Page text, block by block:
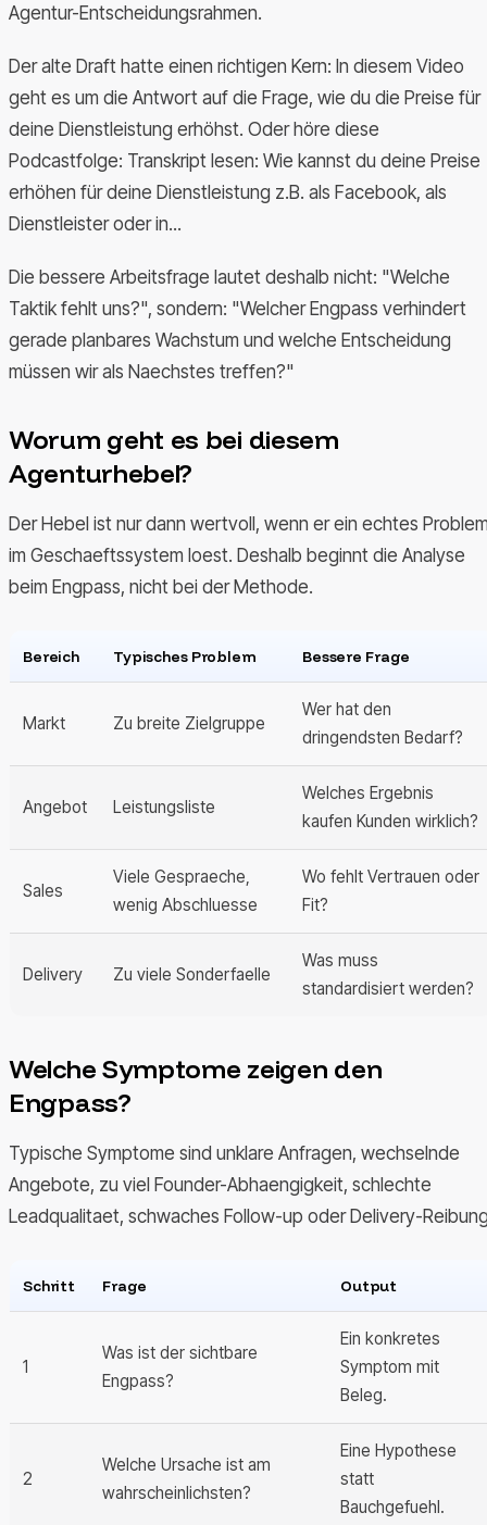
Agentur-Entscheidungsrahmen.
Der alte Draft hatte einen richtigen Kern: In diesem Video
geht es um die Antwort auf die Frage, wie du die Preise für
deine Dienstleistung erhöhst. Oder höre diese
Podcastfolge: Transkript lesen: Wie kannst du deine Preise
erhöhen für deine Dienstleistung z.B. als Facebook, als
Dienstleister oder in...
Die bessere Arbeitsfrage lautet deshalb nicht: "Welche
Taktik fehlt uns?", sondern: "Welcher Engpass verhindert
gerade planbares Wachstum und welche Entscheidung
müssen wir als Naechstes treffen?"
Worum geht es bei diesem
Agenturhebel?
Der Hebel ist nur dann wertvoll, wenn er ein echtes
im Geschaeftssystem loest. Deshalb beginnt die Analyse
beim Engpass, nicht bei der Methode.
Bereich Typisches Problem Bessere Frage
Markt Zu breite Zielgruppe
Wer hat den
dringendsten Bedarf?
Angebot Leistungsliste
Welches Ergebnis
kaufen Kunden wirklich?
Sales
Viele Gespraeche,
wenig Abschluesse
Wo fehlt Vertrauen oder
Fit?
Delivery Zu viele Sonderfaelle
Was muss
standardisiert werden?
Welche Symptome zeigen den
Engpass?
Typische Symptome sind unklare Anfragen, wechselnde
Angebote, zu viel Founder-Abhaengigkeit, schlechte
Leadqualitaet, schwaches Follow-up oder Delivery-
Schritt Frage Output
1
Was ist der sichtbare
Engpass?
Ein konkretes
Symptom mit
Beleg.
2
Welche Ursache ist am
wahrscheinlichsten?
Eine Hypothese
statt
Bauchgefuehl.